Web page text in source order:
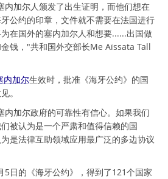
内加尔人颁发了出生证明，而他们想在
公约的印章，文件就不需要在法国进行
在国外的塞内加尔人和想要......出国做
钱，"共和国外交部长Me Aïssata Tall
内加尔生效时，批准《海牙公约》的国
。
内加尔政府的可靠性有信心。如果我们
被认为是一个严肃和值得信赖的国
是法律互助领域应用最广泛的多边协议
5日的《海牙公约》，得到了121个国家